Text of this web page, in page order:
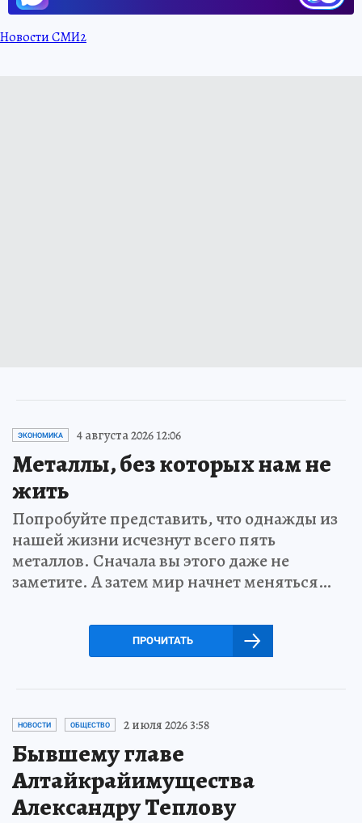
Новости СМИ2
ЭКОНОМИКА 4 августа 2026 12:06
Металлы, без которых нам не
жить
Попробуйте представить, что однажды из
нашей жизни исчезнут всего пять
металлов. Сначала вы этого даже не
заметите. А затем мир начнет меняться…
ПРОЧИТАТЬ
НОВОСТИ ОБЩЕСТВО 2 июля 2026 3:58
Бывшему главе
Алтайкрайимущества
Александру Теплову